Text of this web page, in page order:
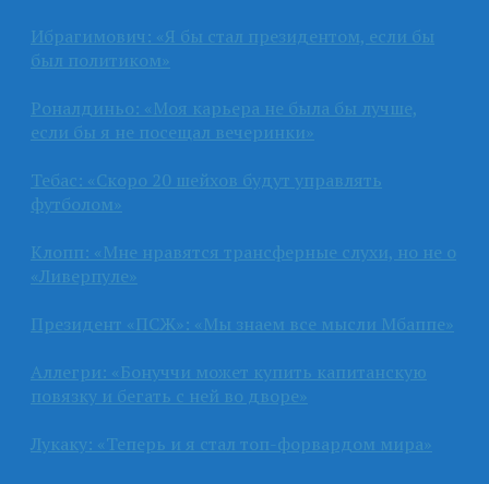
Ибрагимович: «Я бы стал президентом, если бы
был политиком»
Роналдиньо: «Моя карьера не была бы лучше,
если бы я не посещал вечеринки»
Тебас: «Скоро 20 шейхов будут управлять
футболом»
Клопп: «Мне нравятся трансферные слухи, но не о
«Ливерпуле»
Президент «ПСЖ»: «Мы знаем все мысли Мбаппе»
Аллегри: «Бонуччи может купить капитанскую
повязку и бегать с ней во дворе»
Лукаку: «Теперь и я стал топ-форвардом мира»